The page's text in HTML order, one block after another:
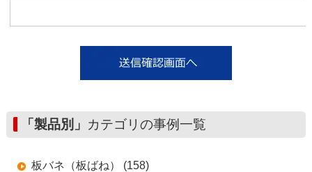
「製品別」 カテゴリの事例一覧
板バネ（板ばね） (158)